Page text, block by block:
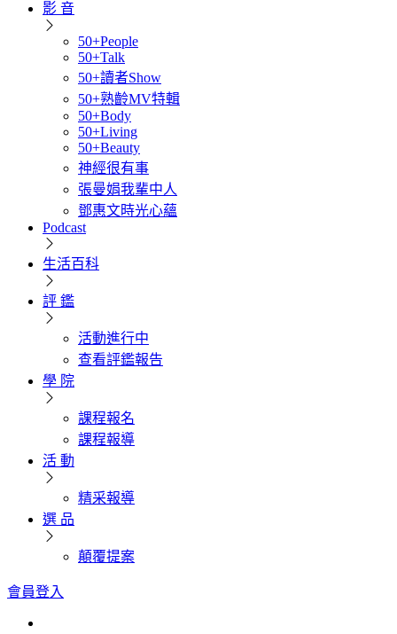
影 音
50+People
50+Talk
50+讀者Show
50+熟齡MV特輯
50+Body
50+Living
50+Beauty
神經很有事
張曼娟我輩中人
鄧惠文時光心蘊
Podcast
生活百科
評 鑑
活動進行中
查看評鑑報告
學 院
課程報名
課程報導
活 動
精采報導
選 品
顛覆提案
會員登入